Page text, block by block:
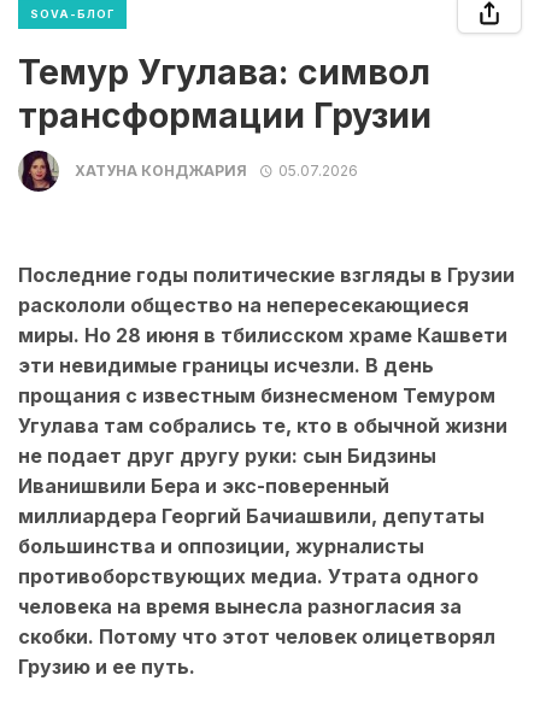
SOVA-БЛОГ
Темур Угулава: символ
трансформации Грузии
ХАТУНА КОНДЖАРИЯ 05.07.2026
Последние годы политические взгляды в Грузии
раскололи общество на непересекающиеся
миры. Но 28 июня в тбилисском храме Кашвети
эти невидимые границы исчезли. В день
прощания с известным бизнесменом Темуром
Угулава там собрались те, кто в обычной жизни
не подает друг другу руки: сын Бидзины
Иванишвили Бера и экс-поверенный
миллиардера Георгий Бачиашвили, депутаты
большинства и оппозиции, журналисты
противоборствующих медиа. Утрата одного
человека на время вынесла разногласия за
скобки. Потому что этот человек олицетворял
Грузию и ее путь.